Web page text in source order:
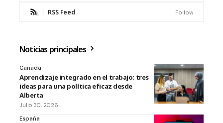
RSS Feed Follow
Noticias principales
Canada
Aprendizaje integrado en el trabajo: tres
ideas para una política eficaz desde
Alberta
Julio 30, 2026
España